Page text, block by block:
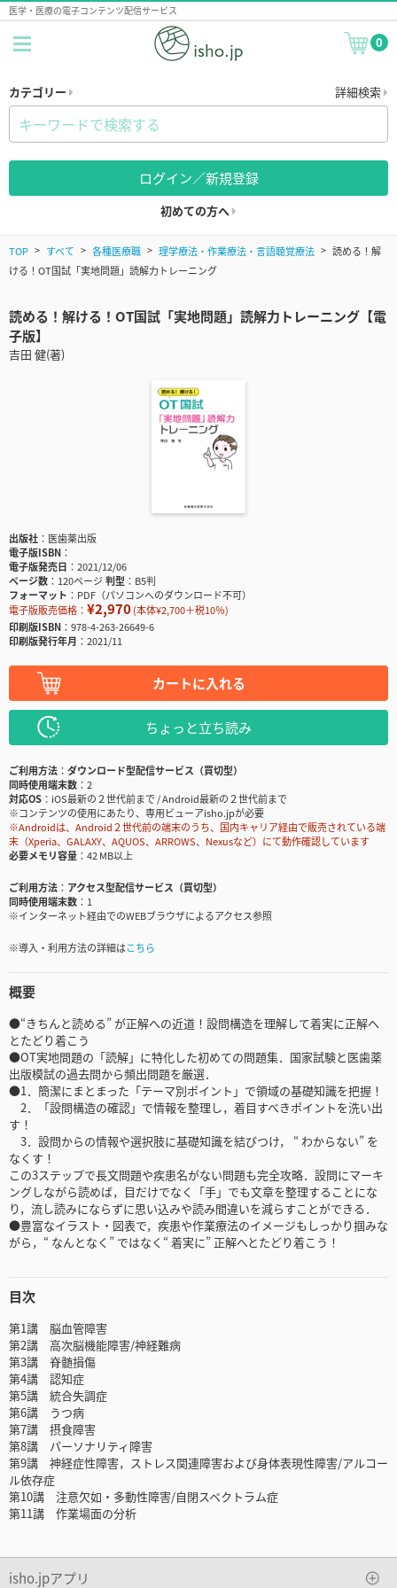
医学・医療の電子コンテンツ配信サービス
0
カテゴリー 詳細検索
ログイン／新規登録
初めての方へ
TOP すべて 各種医療職 理学療法・作業療法・言語聴覚療法
読める！解
ける！OT国試「実地問題」読解力トレーニング
読める！解ける！OT国試「実地問題」読解力トレーニング【電
子版】
吉田 健(著)
出版社
医歯薬出版
電子版ISBN
電子版発売日
2021/12/06
ページ数
120ページ判型
B5判
フォーマット
PDF（パソコンへのダウンロード不可）
電子版販売価格： ¥2,970(本体¥2,700＋税10％)
印刷版ISBN
978-4-263-26649-6
印刷版発行年月
2021/11
カートに入れる
ちょっと立ち読み
ご利用方法
ダウンロード型配信サービス（買切型）
同時使用端末数
2
対応OS
iOS最新の２世代前まで / Android最新の２世代前まで
※コンテンツの使用にあたり、専用ビューアisho.jpが必要
※Androidは、Android２世代前の端末のうち、国内キャリア経由で販売されている端
末（Xperia、GALAXY、AQUOS、ARROWS、Nexusなど）にて動作確認しています
必要メモリ容量
42 MB以上
ご利用方法
アクセス型配信サービス（買切型）
同時使用端末数
1
※インターネット経由でのWEBブラウザによるアクセス参照
※導入・利用方法の詳細はこちら
概要
●“きちんと読める” が正解への近道！設問構造を理解して着実に正解へ
とたどり着こう
●OT実地問題の「読解」に特化した初めての問題集．国家試験と医歯薬
出版模試の過去問から頻出問題を厳選．
●1．簡潔にまとまった「テーマ別ポイント」で領域の基礎知識を把握！
2．「設問構造の確認」で情報を整理し，着目すべきポイントを洗い出
す！
3．設問からの情報や選択肢に基礎知識を結びつけ， “ わからない” を
なくす！
この3ステップで長文問題や疾患名がない問題も完全攻略．設問にマーキ
ングしながら読めば，目だけでなく「手」でも文章を整理することにな
り，流し読みにならずに思い込みや読み間違いを減らすことができる．
●豊富なイラスト・図表で，疾患や作業療法のイメージもしっかり掴みな
がら，“ なんとなく” ではなく“ 着実に” 正解へとたどり着こう！
目次
第1講 脳血管障害
第2講 高次脳機能障害/神経難病
第3講 脊髄損傷
第4講 認知症
第5講 統合失調症
第6講 うつ病
第7講 摂食障害
第8講 パーソナリティ障害
第9講 神経症性障害，ストレス関連障害および身体表現性障害/アルコー
ル依存症
第10講 注意欠如・多動性障害/自閉スペクトラム症
第11講 作業場面の分析
isho.jpアプリ